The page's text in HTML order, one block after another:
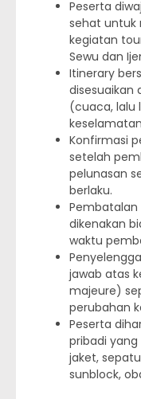
Peserta
sehat untuk
kegiatan
Sewu dan
Itinerary
disesuaikan
(cuaca, lalu
Konfirmasi
setelah
pelunasan
berlaku.
dikenakan
waktu
jawab atas
majeure)
perubahan
Peserta
pribadi
jaket,
sunblock,